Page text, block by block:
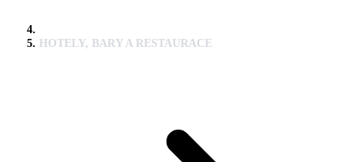
HOTELY, BARY A RESTAURACE